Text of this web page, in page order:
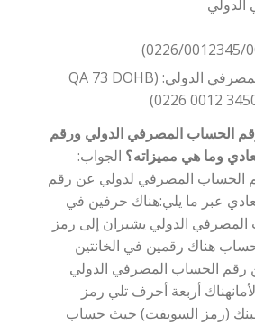
رقم الحساب المصرفي الدولي: (QA 73 DOHB
0226 0012
الحساب المصرفي الدولي ورقم
وما هي مميزاته؟ الجواب:
الحساب المصرفي لدولي عن رقم
عبر ما يلي:هناك حرفين في
المصرفي الدولي يشيران إلى رمز
هناك رقمين في الخانتين
من رقم الحساب المصرفي الدولي
أربعة أحرف تلي رمز
(رمز السويفت) حيث حساب